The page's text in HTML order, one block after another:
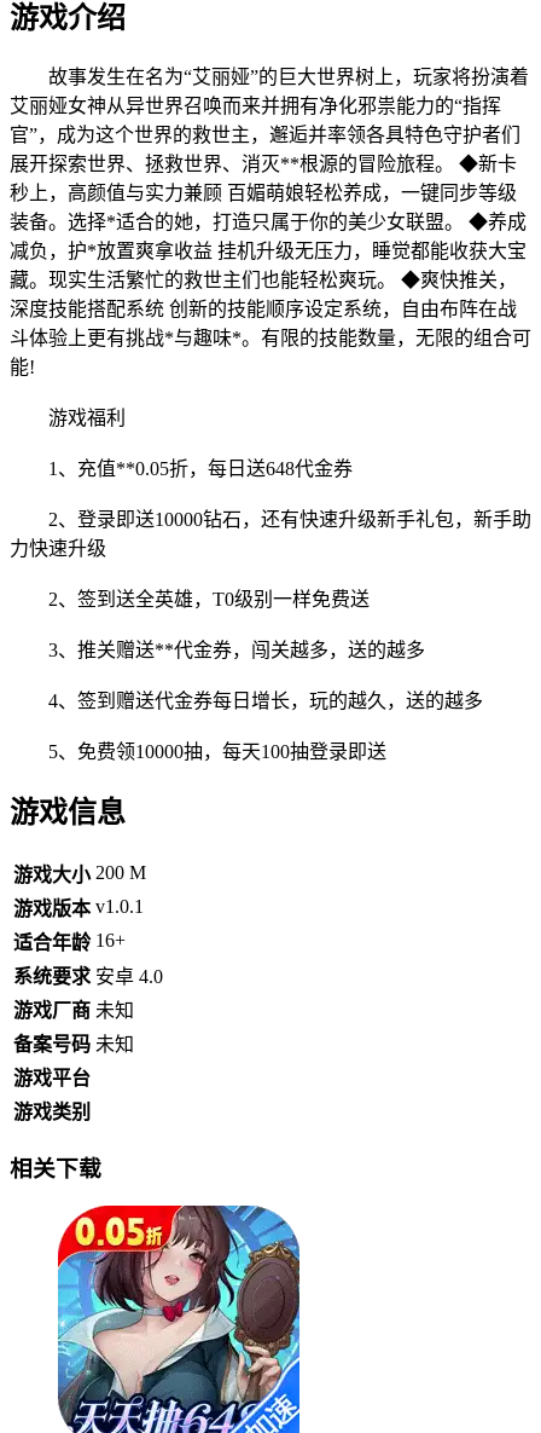
游戏介绍
故事发生在名为“艾丽娅”的巨大世界树上，玩家将扮演着
艾丽娅女神从异世界召唤而来并拥有净化邪祟能力的“指挥
官”，成为这个世界的救世主，邂逅并率领各具特色守护者们
展开探索世界、拯救世界、消灭**根源的冒险旅程。 ◆新卡
秒上，高颜值与实力兼顾 百媚萌娘轻松养成，一键同步等级
装备。选择*适合的她，打造只属于你的美少女联盟。 ◆养成
减负，护*放置爽拿收益 挂机升级无压力，睡觉都能收获大宝
藏。现实生活繁忙的救世主们也能轻松爽玩。 ◆爽快推关，
深度技能搭配系统 创新的技能顺序设定系统，自由布阵在战
斗体验上更有挑战*与趣味*。有限的技能数量，无限的组合可
能!
游戏福利
1、充值**0.05折，每日送648代金券
2、登录即送10000钻石，还有快速升级新手礼包，新手助
力快速升级
2、签到送全英雄，T0级别一样免费送
3、推关赠送**代金券，闯关越多，送的越多
4、签到赠送代金券每日增长，玩的越久，送的越多
5、免费领10000抽，每天100抽登录即送
游戏信息
游戏大小 200 M
游戏版本 v1.0.1
适合年龄 16+
系统要求 安卓 4.0
游戏厂商 未知
备案号码 未知
游戏平台
游戏类别
相关下载